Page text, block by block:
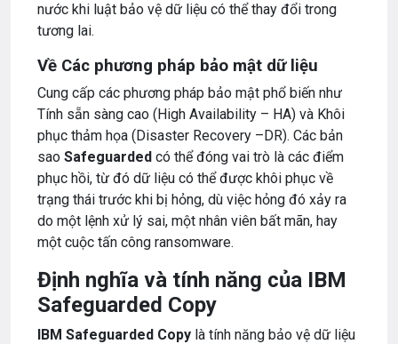
nước khi luật bảo vệ dữ liệu có thể thay đổi trong
tương lai.
Về Các phương pháp bảo mật dữ liệu
Cung cấp các phương pháp bảo mật phổ biến như
Tính sẵn sàng cao (High Availability – HA) và Khôi
phục thảm họa (Disaster Recovery –DR). Các bản
sao Safeguarded có thể đóng vai trò là các điểm
phục hồi, từ đó dữ liệu có thể được khôi phục về
trạng thái trước khi bị hỏng, dù việc hỏng đó xảy ra
do một lệnh xử lý sai, một nhân viên bất mãn, hay
một cuộc tấn công ransomware.
Định nghĩa và tính năng của IBM
Safeguarded Copy
IBM Safeguarded Copy là tính năng bảo vệ dữ liệu